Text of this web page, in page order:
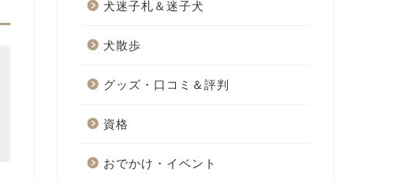
犬迷子札＆迷子犬
犬散歩
グッズ・口コミ＆評判
資格
おでかけ・イベント